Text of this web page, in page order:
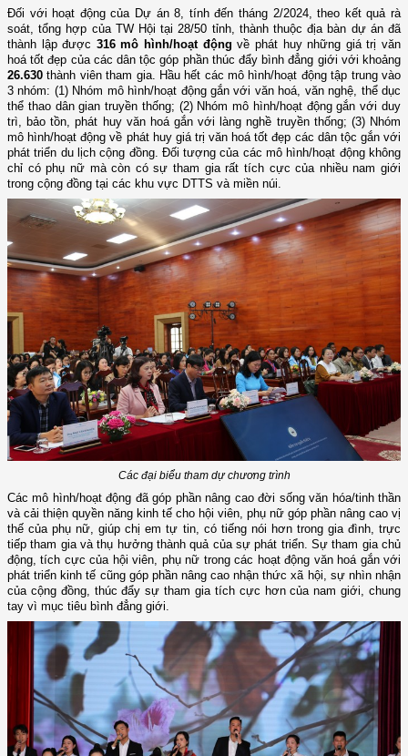
Đối với hoạt động của Dự án 8, tính đến tháng 2/2024, theo kết quả rà
soát, tổng hợp của TW Hội tại 28/50 tỉnh, thành thuộc địa bàn dự án đã
thành lập được 316 mô hình/hoạt động về phát huy những giá trị văn
hoá tốt đẹp của các dân tộc góp phần thúc đẩy bình đẳng giới với khoảng
26.630 thành viên tham gia. Hầu hết các mô hình/hoạt động tập trung vào
3 nhóm: (1) Nhóm mô hình/hoạt động gắn với văn hoá, văn nghệ, thể dục
thể thao dân gian truyền thống; (2) Nhóm mô hình/hoạt động gắn với duy
trì, bảo tồn, phát huy văn hoá gắn với làng nghề truyền thống; (3) Nhóm
mô hình/hoạt động về phát huy giá trị văn hoá tốt đẹp các dân tộc gắn với
phát triển du lịch cộng đồng. Đối tượng của các mô hình/hoạt động không
chỉ có phụ nữ mà còn có sự tham gia rất tích cực của nhiều nam giới
trong cộng đồng tại các khu vực DTTS và miền núi.
Các đại biểu tham dự chương trình
Các mô hình/hoạt động đã góp phần nâng cao đời sống văn hóa/tinh thần
và cải thiện quyền năng kinh tế cho hội viên, phụ nữ góp phần nâng cao vị
thế của phụ nữ, giúp chị em tự tin, có tiếng nói hơn trong gia đình, trực
tiếp tham gia và thụ hưởng thành quả của sự phát triển. Sự tham gia chủ
động, tích cực của hội viên, phụ nữ trong các hoạt động văn hoá gắn với
phát triển kinh tế cũng góp phần nâng cao nhận thức xã hội, sự nhìn nhận
của cộng đồng, thúc đẩy sự tham gia tích cực hơn của nam giới, chung
tay vì mục tiêu bình đẳng giới.